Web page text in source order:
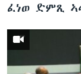
ፈነወ ድምጺ